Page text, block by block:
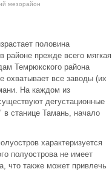
мезорайон
половина
районе прежде всего мягкая
Темрюкского района
охватывает все заводы (их
На каждом из
дегустационные
станице Тамань, начало
характеризуется
полуострова не имеет
что также может привлечь